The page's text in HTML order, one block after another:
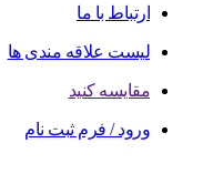
ارتباط با ما
لیست علاقه مندی ها
مقایسه کنید
ورود / فرم ثبت نام